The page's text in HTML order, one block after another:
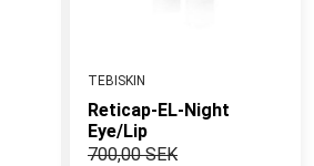
TEBISKIN
Reticap-EL-Night
Eye/Lip
700,00 SEK